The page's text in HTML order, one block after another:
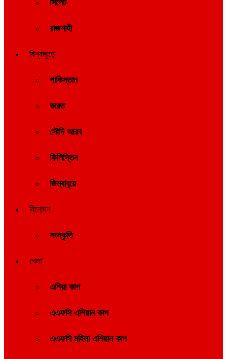
সিলেট
রাজশাহী
বিশ্বজুড়ে
পাকিস্তান
ভারত
সৌদি আরব
ফিলিস্তিন
জিম্বাবুয়ে
বিনোদন
সংস্কৃতি
খেলা
এশিয়া কাপ
এএফসি এশিয়ান কাপ
এএফসি মহিলা এশিয়ান কাপ